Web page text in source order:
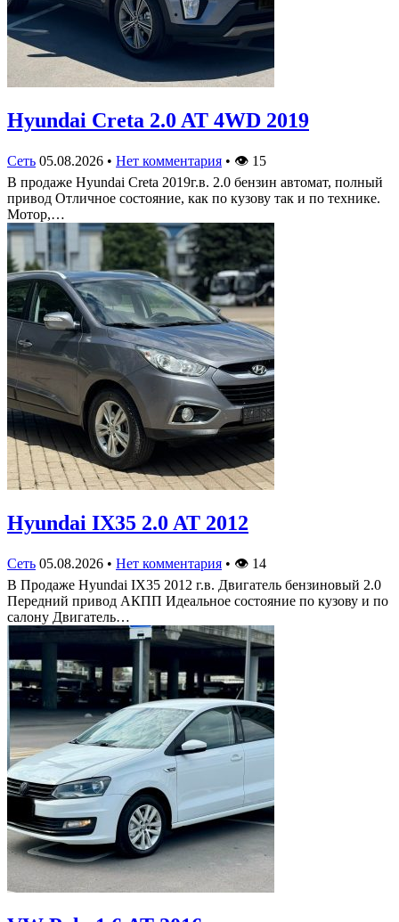
Hyundai Creta 2.0 AT 4WD 2019
Сеть 05.08.2026 • Нет комментария • 👁 15
В продаже Hyundai Creta 2019г.в. 2.0 бензин автомат, полный
привод Отличное состояние, как по кузову так и по технике.
Мотор,…
Hyundai IX35 2.0 AT 2012
Сеть 05.08.2026 • Нет комментария • 👁 14
В Продаже Hyundai IX35 2012 г.в. Двигатель бензиновый 2.0
Передний привод АКПП Идеальное состояние по кузову и по
салону Двигатель…